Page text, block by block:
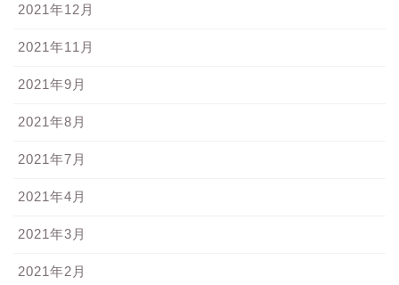
2021年12月
2021年11月
2021年9月
2021年8月
2021年7月
2021年4月
2021年3月
2021年2月